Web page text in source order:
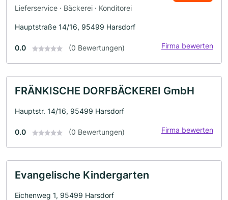
Lieferservice · Bäckerei · Konditorei
Hauptstraße 14/16, 95499 Harsdorf
0.0 (0 Bewertungen) Firma bewerten
FRÄNKISCHE DORFBÄCKEREI GmbH
Hauptstr. 14/16, 95499 Harsdorf
0.0 (0 Bewertungen) Firma bewerten
Evangelische Kindergarten
Eichenweg 1, 95499 Harsdorf